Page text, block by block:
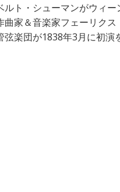
ト・シューマンがウィ
家＆音楽家フェーリク
楽団が1838年3月に初演